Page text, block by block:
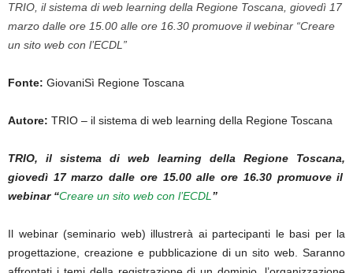
TRIO, il sistema di web learning della Regione Toscana, giovedì 17
marzo dalle ore 15.00 alle ore 16.30 promuove il webinar “Creare
un sito web con l’ECDL”
Fonte: GiovaniSì Regione Toscana
Autore: TRIO – il sistema di web learning della Regione Toscana
TRIO, il sistema di web learning della Regione Toscana,
giovedì 17 marzo dalle ore 15.00 alle ore 16.30 promuove il
webinar “Creare un sito web con l’ECDL ”
Il webinar (seminario web) illustrerà ai partecipanti le basi per la
progettazione, creazione e pubblicazione di un sito web. Saranno